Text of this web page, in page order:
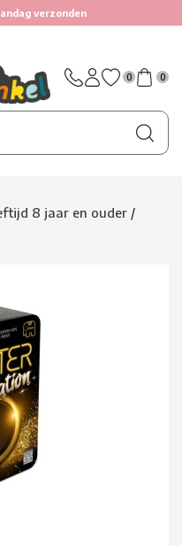
verzonden
0 0
8 jaar en ouder /